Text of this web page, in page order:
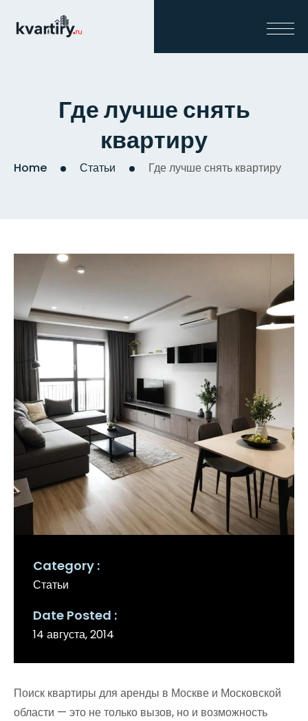
Где лучше снять
квартиру
Home Статьи Где лучше снять квартиру
Category
Статьи
Date Posted
14 августа, 2014
Поиск квартиры для аренды в Москве и Московской
области — это не только вызов, но и возможность